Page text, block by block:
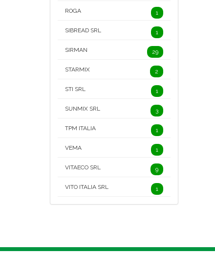
ROGA 1
SIBREAD SRL 1
SIRMAN 29
STARMIX 2
STI SRL 1
SUNMIX SRL 3
TPM ITALIA 1
VEMA 1
VITAECO SRL 9
VITO ITALIA SRL 1